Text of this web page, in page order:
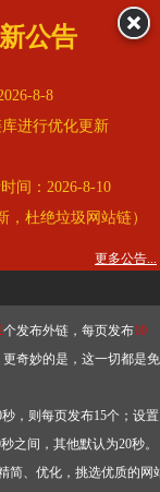
外链只是一个简便而集成
弊，那您可以使用超级外
坛发布外链，到友情链接
链，它是动态的链接，
，最终使搜索引擎收录带
个发布外链，每页发布10
奇妙的是，这一切都是免
，则每页发布15个；设置
之间，其他默认为20秒
简、优化，挑选优质的网
链，
查看展示页面
录公告
8-8
进行优化更新
间：2026-8-10
，杜绝垃圾网站链）
更多公告...